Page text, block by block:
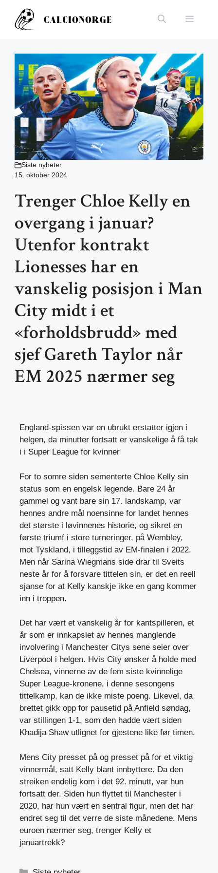
innhold
Meny
Siste nyheter
15. oktober 2024
Trenger Chloe Kelly en
overgang i januar?
Utenfor kontrakt
Lionesses har en
vanskelig posisjon i Man
City midt i et
«forholdsbrudd» med
sjef Gareth Taylor når
EM 2025 nærmer seg
England-spissen var en ubrukt erstatter igjen i
helgen, da minutter fortsatt er vanskelige å få tak
i i Super League for kvinner
For to somre siden sementerte Chloe Kelly sin
status som en engelsk legende. Bare 24 år
gammel og vant bare sin 17. landskamp, ​​var
hennes andre mål noensinne for landet hennes
det største i løvinnenes historie, og sikret en
første triumf i store turneringer, på Wembley,
mot Tyskland, i tilleggstid av EM-finalen i 2022.
Men når Sarina Wiegmans side drar til Sveits
neste år for å forsvare tittelen sin, er det en reell
sjanse for at Kelly kanskje ikke en gang kommer
inn i troppen.
Det har vært et vanskelig år for kantspilleren, et
år som er innkapslet av hennes manglende
involvering i Manchester Citys sene seier over
Liverpool i helgen. Hvis City ønsker å holde med
Chelsea, vinnerne av de fem siste kvinnelige
Super League-kronene, i denne sesongens
tittelkamp, ​​kan de ikke miste poeng. Likevel, da
brettet gikk opp for pausetid på Anfield søndag,
var stillingen 1-1, som den hadde vært siden
Khadija Shaw utlignet for gjestene like før timen.
Mens City presset på og presset på for et viktig
vinnermål, satt Kelly blant innbyttere. Da den
streiken endelig kom i det 92. minutt, var hun
fortsatt der. Siden hun flyttet til Manchester i
2020, har hun vært en sentral figur, men det har
endret seg til det verre de siste månedene. Mens
euroen nærmer seg, trenger Kelly et
januartrekk?
Kategorier